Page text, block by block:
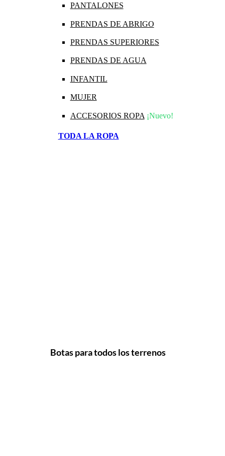
PANTALONES
PRENDAS DE ABRIGO
PRENDAS SUPERIORES
PRENDAS DE AGUA
INFANTIL
MUJER
ACCESORIOS ROPA ¡Nuevo!
TODA LA ROPA
Botas para todos los terrenos